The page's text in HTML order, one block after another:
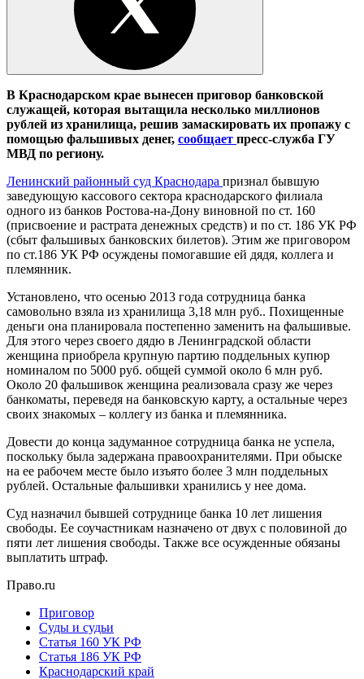
В Краснодарском крае вынесен приговор банковской
служащей, которая вытащила несколько миллионов
рублей из хранилища, решив замаскировать их пропажу с
помощью фальшивых денег, сообщает пресс-служба ГУ
МВД по региону.
Ленинский районный суд Краснодара признал бывшую
заведующую кассового сектора краснодарского филиала
одного из банков Ростова-на-Дону виновной по ст. 160
(присвоение и растрата денежных средств) и по ст. 186 УК РФ
(сбыт фальшивых банковских билетов). Этим же приговором
по ст.186 УК РФ осуждены помогавшие ей дядя, коллега и
племянник.
Установлено, что осенью 2013 года сотрудница банка
самовольно взяла из хранилища 3,18 млн руб.. Похищенные
деньги она планировала постепенно заменить на фальшивые.
Для этого через своего дядю в Ленинградской области
женщина приобрела крупную партию поддельных купюр
номиналом по 5000 руб. общей суммой около 6 млн руб.
Около 20 фальшивок женщина реализовала сразу же через
банкоматы, переведя на банковскую карту, а остальные через
своих знакомых – коллегу из банка и племянника.
Довести до конца задуманное сотрудница банка не успела,
поскольку была задержана правоохранителями. При обыске
на ее рабочем месте было изъято более 3 млн поддельных
рублей. Остальные фальшивки хранились у нее дома.
Суд назначил бывшей сотруднице банка 10 лет лишения
свободы. Ее соучастникам назначено от двух с половиной до
пяти лет лишения свободы. Также все осужденные обязаны
выплатить штраф.
Право.ru
Приговор
Суды и судьи
Статья 160 УК РФ
Статья 186 УК РФ
Краснодарский край